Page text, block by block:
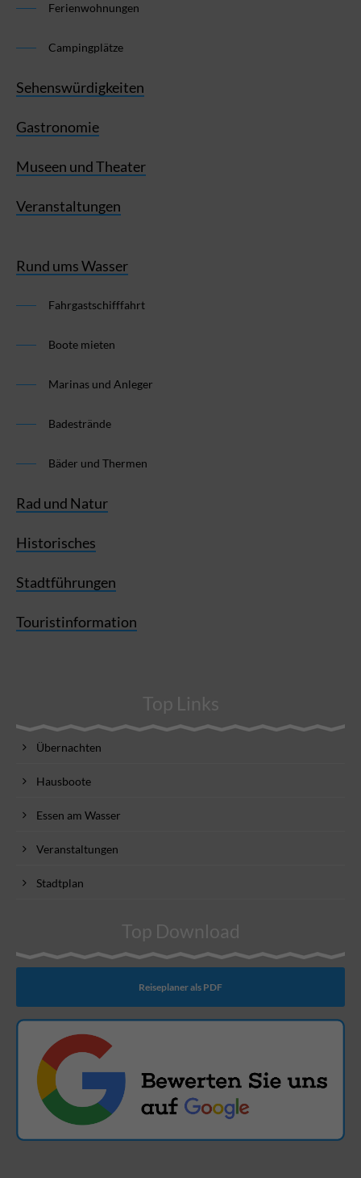
Ferienwohnungen
Campingplätze
Sehenswürdigkeiten
Gastronomie
Museen und Theater
Veranstaltungen
Rund ums Wasser
Fahrgastschifffahrt
Boote mieten
Marinas und Anleger
Badestrände
Bäder und Thermen
Rad und Natur
Historisches
Stadtführungen
Touristinformation
Top Links
Übernachten
Hausboote
Essen am Wasser
Veranstaltungen
Stadtplan
Top Download
Reiseplaner als PDF